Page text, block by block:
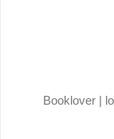
Booklover |